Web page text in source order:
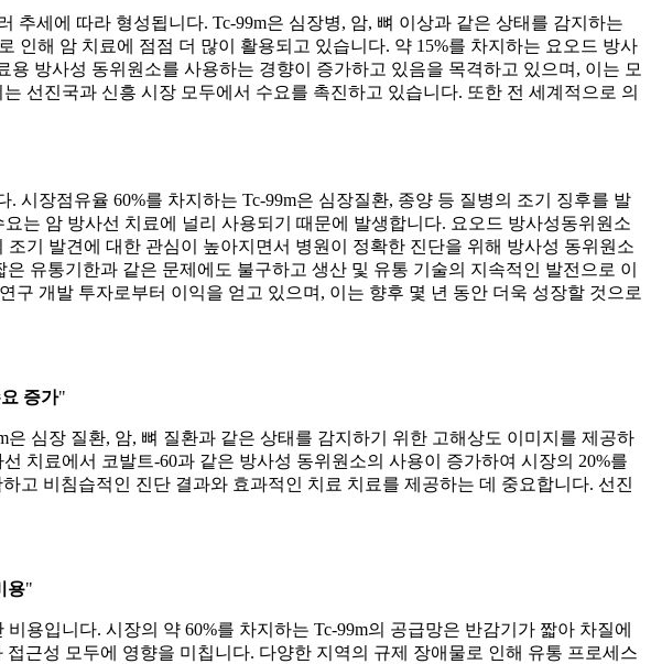
추세에 따라 형성됩니다. Tc-99m은 심장병, 암, 뼈 이상과 같은 상태를 감지하는
인해 암 치료에 점점 더 많이 활용되고 있습니다. 약 15%를 차지하는 요오드 방사
방사성 동위원소를 사용하는 경향이 증가하고 있음을 목격하고 있으며, 이는 모
선진국과 신흥 시장 모두에서 수요를 촉진하고 있습니다. 또한 전 세계적으로 의
장점유율 60%를 차지하는 Tc-99m은 심장질환, 종양 등 질병의 조기 징후를 발
는 암 방사선 치료에 널리 사용되기 때문에 발생합니다. 요오드 방사성동위원소
기 발견에 대한 관심이 높아지면서 병원이 정확한 진단을 위해 방사성 동위원소
유통기한과 같은 문제에도 불구하고 생산 및 유통 기술의 지속적인 발전으로 이
개발 투자로부터 이익을 얻고 있으며, 이는 향후 몇 년 동안 더욱 성장할 것으로
증가"
심장 질환, 암, 뼈 질환과 같은 상태를 감지하기 위한 고해상도 이미지를 제공하
치료에서 코발트-60과 같은 방사성 동위원소의 사용이 증가하여 시장의 20%를
고 비침습적인 진단 결과와 효과적인 치료 치료를 제공하는 데 중요합니다. 선진
용"
용입니다. 시장의 약 60%를 차지하는 Tc-99m의 공급망은 반감기가 짧아 차질에
근성 모두에 영향을 미칩니다. 다양한 지역의 규제 장애물로 인해 유통 프로세스